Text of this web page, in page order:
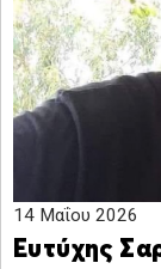
14 Μαΐου 2026
Ευτύχης